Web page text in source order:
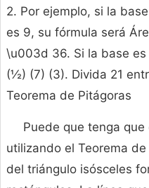
2. Por ejemplo, si la
es 9, su fórmula será
\u003d 36. Si la base
(½) (7) (3). Divida 21
Teorema de Pitágoras
Puede que tenga
utilizando el Teorema
del triángulo isósceles